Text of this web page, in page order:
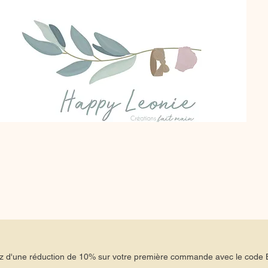
d'une réduction de 10% sur votre première commande avec le code